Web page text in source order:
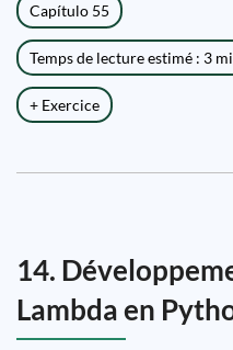
Capítulo 55
Temps de lecture estimé : 3
+ Exercice
14.
Lambda en